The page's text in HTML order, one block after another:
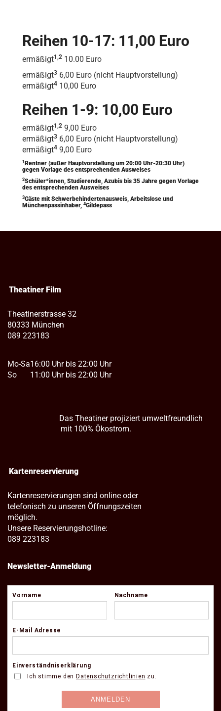
Reihen 10-17: 11,00 Euro
ermäßigt1,2 10.00 Euro
ermäßigt3 6,00 Euro (nicht Hauptvorstellung)
ermäßigt4 10,00 Euro
Reihen 1-9: 10,00 Euro
ermäßigt1,2 9,00 Euro
ermäßigt3 6,00 Euro (nicht Hauptvorstellung)
ermäßigt4 9,00 Euro
1 Rentner (außer Hauptvorstellung um 20:00 Uhr-20:30 Uhr)
gegen Vorlage des entsprechenden Ausweises
2Schüler*innen, Studierende, Azubis bis 35 Jahre gegen Vorlage
des entsprechenden Ausweises
3Gäste mit Schwerbehindertenausweis, Arbeitslose und
Münchenpassinhaber, 4Gildepass
Theatiner Film
Theatinerstrasse 32
80333 München
089 223183
Mo-Sa
So
16:00 Uhr bis 22:00 Uhr
11:00 Uhr bis 22:00 Uhr
Das Theatiner projiziert umweltfreundlich
mit 100% Ökostrom.
Kartenreservierung
Kartenreservierungen sind online oder
telefonisch zu unseren Öffnungszeiten
möglich.
Unsere Reservierungshotline:
089 223183
Newsletter-Anmeldung